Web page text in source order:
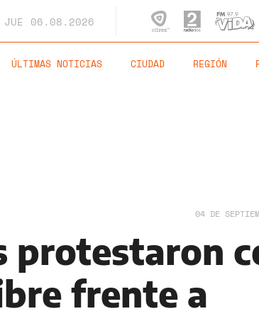
JUE 06.08.2026
ÚLTIMAS NOTICIAS CIUDAD REGIÓN
04 DE
protestaron
frente a